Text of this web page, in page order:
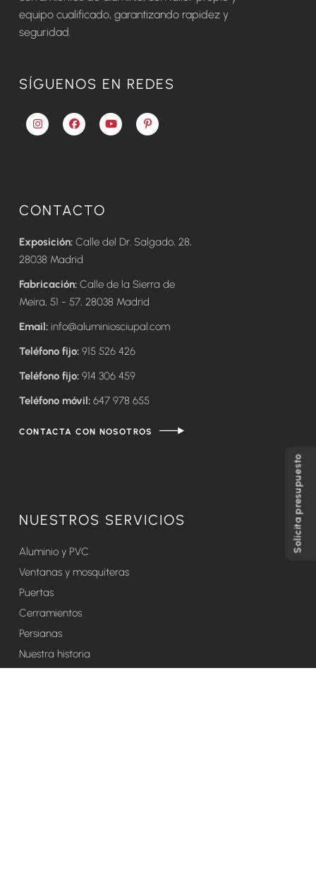
Solicita presupuesto
equipo cualificado, garantizando rapidez y
seguridad.
SÍGUENOS EN REDES
CONTACTO
Exposición: Calle del Dr. Salgado, 28,
28038 Madrid
Fabricación: Calle de la Sierra de
Meira, 51 - 57, 28038 Madrid
Email: info@aluminiosciupal.com
Teléfono fijo: 915 526 426
Teléfono fijo: 914 306 459
Teléfono móvil: 647 978 655
CONTACTA CON NOSOTROS
NUESTROS SERVICIOS
Aluminio y PVC
Ventanas y mosquiteras
Puertas
Cerramientos
Persianas
Nuestra historia